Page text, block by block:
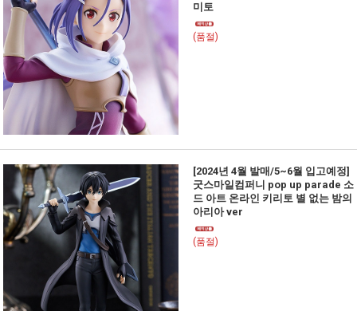
미토
(품절)
[2024년 4월 발매/5~6월 입고예정]
굿스마일컴퍼니 pop up parade 소
드 아트 온라인 키리토 별 없는 밤의
아리아 ver
(품절)